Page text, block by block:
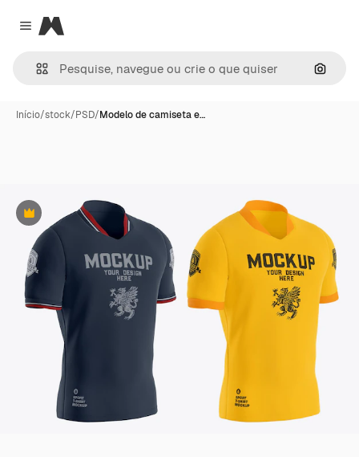
Close menu
Magnific
Início/stock/PSD/Modelo de camiseta e…
Premium